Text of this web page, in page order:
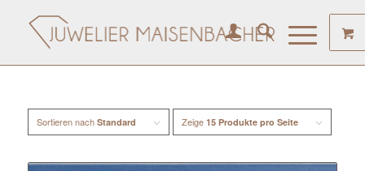
Sortieren nach Standard Zeige 15 Produkte pro Seite